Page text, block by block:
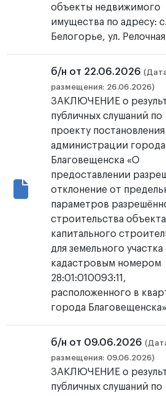
объекты недвижимого
имущества по адресу: с.
Белогорье, ул.
б/н от 22.06.2026
размещения: 26.06.2026)
ЗАКЛЮЧЕНИЕ о
публичных слушаний по
проекту постановления
администрации города
Благовещенска «О
предоставлении
отклонение от
параметров
строительства объекта
капитального
для земельного участка
кадастровым номером
28:01:010093:11,
расположенного в
города Благовещенска»
б/н от 09.06.2026
размещения: 09.06.2026)
ЗАКЛЮЧЕНИЕ о
публичных слушаний по